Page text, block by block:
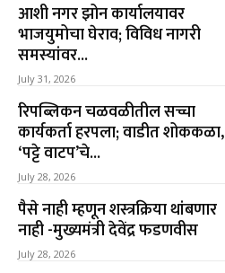
आशी नगर झोन कार्यालयावर
भाजयुमोचा घेराव; विविध नागरी
समस्यांवर...
July 31, 2026
रिपब्लिकन चळवळीतील सच्चा
कार्यकर्ता हरपला; वाडीत शोककळा,
‘पट्टे वाटप’चे...
July 28, 2026
पैसे नाही म्हणून शस्त्रक्रिया थांबणार
नाही -मुख्यमंत्री देवेंद्र फडणवीस
July 28, 2026